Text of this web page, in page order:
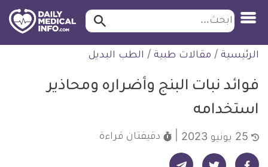
التخطي
للمحتوى
ابحث ابحث…
الرئيسية / مقالات طبية / الطب البديل
فوائد نبات البنج وأضراره ومحاذير
استخدامه
دقيقتان قراءة
شارك على فيسبوك - ديلي ميديكال انفو شارك على تويتر - ديلي ميديكال انفو شارك على تيليجرام - ديلي ميديكال انفو